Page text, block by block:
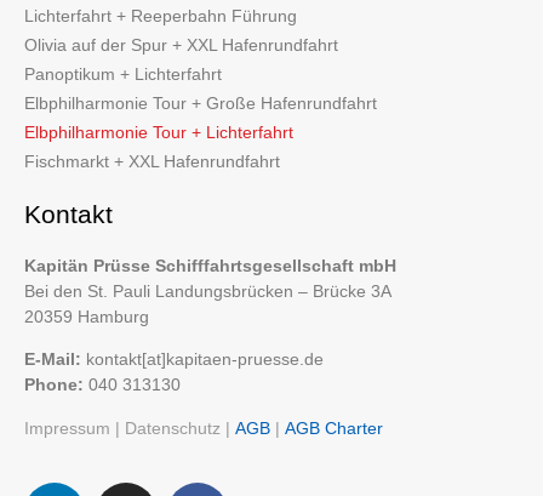
Lichterfahrt + Reeperbahn Führung
Olivia auf der Spur + XXL Hafenrundfahrt
Panoptikum + Lichterfahrt
Elbphilharmonie Tour + Große Hafenrundfahrt
Elbphilharmonie Tour + Lichterfahrt
Fischmarkt + XXL Hafenrundfahrt
Kontakt
Kapitän Prüsse Schifffahrtsgesellschaft mbH
Bei den St. Pauli Landungsbrücken – Brücke 3A
20359 Hamburg
E-Mail: kontakt[at]kapitaen-pruesse.de
Phone: 040 313130
Impressum | Datenschutz | AGB | AGB Charter